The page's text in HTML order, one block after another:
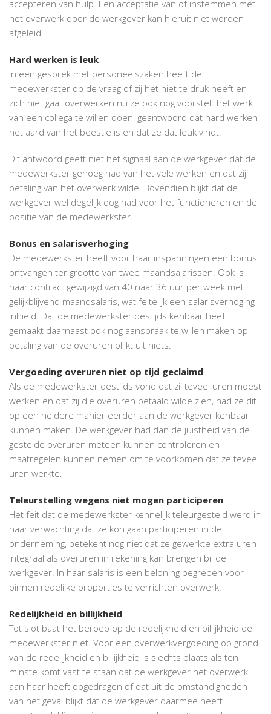
accepteren van hulp. Een acceptatie van of instemmen met
het overwerk door de werkgever kan hieruit niet worden
afgeleid.
Hard werken is leuk
In een gesprek met personeelszaken heeft de
medewerkster op de vraag of zij het niet te druk heeft en
zich niet gaat overwerken nu ze ook nog voorstelt het werk
van een collega te willen doen, geantwoord dat hard werken
het aard van het beestje is en dat ze dat leuk vindt.
Dit antwoord geeft niet het signaal aan de werkgever dat de
medewerkster genoeg had van het vele werken en dat zij
betaling van het overwerk wilde. Bovendien blijkt dat de
werkgever wel degelijk oog had voor het functioneren en de
positie van de medewerkster.
Bonus en salarisverhoging
De medewerkster heeft voor haar inspanningen een bonus
ontvangen ter grootte van twee maandsalarissen. Ook is
haar contract gewijzigd van 40 naar 36 uur per week met
gelijkblijvend maandsalaris, wat feitelijk een salarisverhoging
inhield. Dat de medewerkster destijds kenbaar heeft
gemaakt daarnaast ook nog aanspraak te willen maken op
betaling van de overuren blijkt uit niets.
Vergoeding overuren niet op tijd geclaimd
Als de medewerkster destijds vond dat zij teveel uren moest
werken en dat zij die overuren betaald wilde zien, had ze dit
op een heldere manier eerder aan de werkgever kenbaar
kunnen maken. De werkgever had dan de juistheid van de
gestelde overuren meteen kunnen controleren en
maatregelen kunnen nemen om te voorkomen dat ze teveel
uren werkte.
Teleurstelling wegens niet mogen participeren
Het feit dat de medewerkster kennelijk teleurgesteld werd in
haar verwachting dat ze kon gaan participeren in de
onderneming, betekent nog niet dat ze gewerkte extra uren
integraal als overuren in rekening kan brengen bij de
werkgever. In haar salaris is een beloning begrepen voor
binnen redelijke proporties te verrichten overwerk.
Redelijkheid en billijkheid
Tot slot baat het beroep op de redelijkheid en billijkheid de
medewerkster niet. Voor een overwerkvergoeding op grond
van de redelijkheid en billijkheid is slechts plaats als ten
minste komt vast te staan dat de werkgever het overwerk
aan haar heeft opgedragen of dat uit de omstandigheden
van het geval blijkt dat de werkgever daarmee heeft